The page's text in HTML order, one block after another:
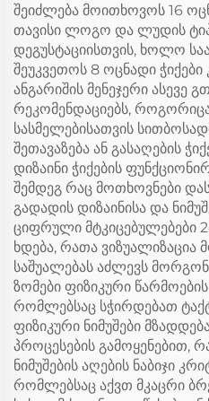
შეიძლება მოითხოვოს 16
თავისი ლოგო და ლუდის
დეგუსტაციისთვის, ხოლო
შეუკვეთოს 8 ოცნადი
ანგარიშის მენეჯერი ასევე
რეკომენდაციებს,
სასმელებისათვის
შეთავაზება ან გასაღების
დიზაინი ჭიქების
შემდეგ რაც მოთხოვნები
გადადის დიზაინისა და
ციფრული მტკიცებულებები
ხდება, რათა ვიზუალიზაცია
საშუალებას აძლევს
ზომები ფიზიკური
რომლებსაც სჭირდებათ
ფიზიკური ნიმუშები
პროცესების გამოყენებით,
ნიმუშების აღების ნაბიჯი
რომლებსაც აქვთ მკაცრი